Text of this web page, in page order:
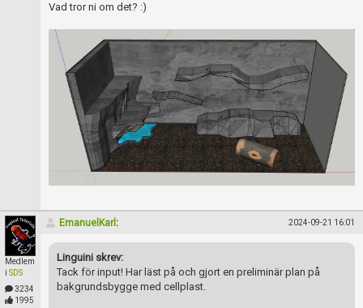
Vad tror ni om det? :)
Medlem
i SDS
3234
1995
EmanuelKarl : 2024-09-21 16:01
Linguini skrev:
Tack för input! Har läst på och gjort en preliminär plan på
bakgrundsbygge med cellplast.